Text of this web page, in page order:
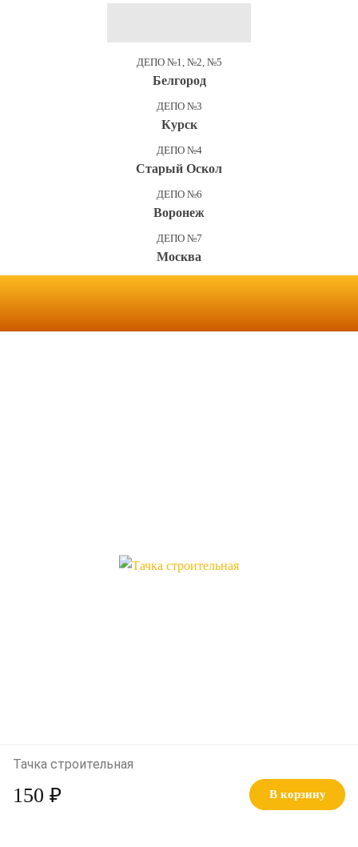
ДЕПО №1, №2, №5
Белгород
ДЕПО №3
Курск
ДЕПО №4
Старый Оскол
ДЕПО №6
Воронеж
ДЕПО №7
Москва
Тачка строительная
150 ₽ В корзину